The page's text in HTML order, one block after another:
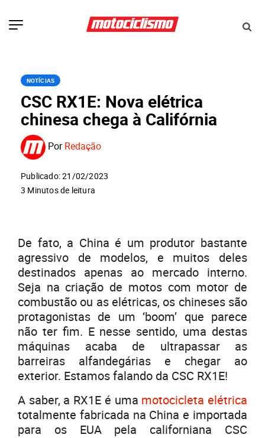
NOTÍCIAS
CSC RX1E: Nova elétrica
chinesa chega à Califórnia
PorRedação
Publicado: 21/02/2023
3 Minutos de leitura
De fato, a China é um produtor bastante
agressivo de modelos, e muitos deles
destinados apenas ao mercado interno.
Seja na criação de motos com motor de
combustão ou as elétricas, os chineses são
protagonistas de um ‘boom’ que parece
não ter fim. E nesse sentido, uma destas
máquinas acaba de ultrapassar as
barreiras alfandegárias e chegar ao
exterior. Estamos falando da CSC RX1E!
A saber, a RX1E é uma motocicleta elétrica
totalmente fabricada na China e importada
para os EUA pela californiana CSC